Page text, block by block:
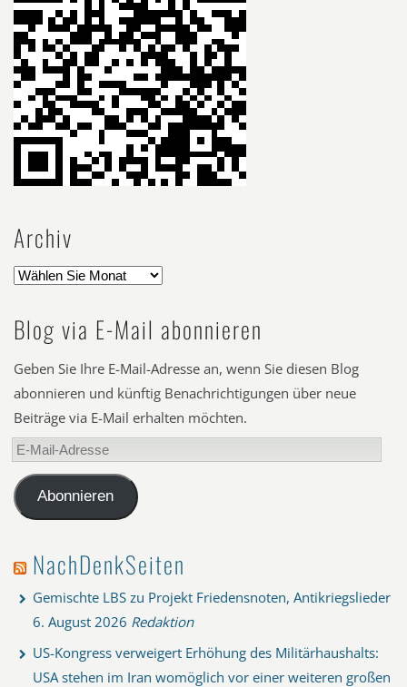
Archiv
Blog via E-Mail abonnieren
Geben Sie Ihre E-Mail-Adresse an, wenn Sie diesen Blog
abonnieren und künftig Benachrichtigungen über neue
Beiträge via E-Mail erhalten möchten.
E-
Mail-
AdresseAbonnieren
NachDenkSeiten
Gemischte LBS zu Projekt Friedensnoten, Antikriegslieder
6. August 2026 Redaktion
US-Kongress verweigert Erhöhung des Militärhaushalts:
USA stehen im Iran womöglich vor einer weiteren großen